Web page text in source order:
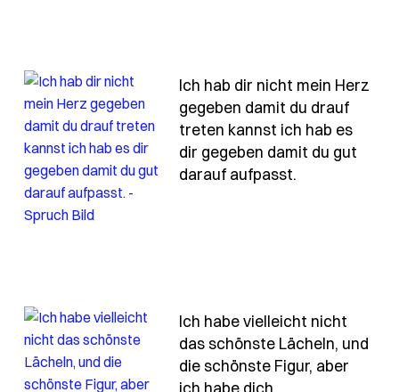
gefuehl-ich-werd-verrueckt-weil-du-mir-so-sehr
Ich hab dir nicht mein Herz
gegeben damit du drauf
treten kannst ich hab es
dir gegeben damit du gut
darauf aufpasst.
Ich habe vielleicht nicht
das schönste Lächeln, und
die schönste Figur, aber
ich habe dich.